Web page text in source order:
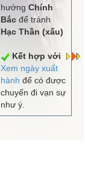
hướng Chính
Bắcđể tránh
Hạc Thần (xấu)
Kết hợp với
Xem ngày xuất
hành để có được
chuyến đi vạn sự
như ý.